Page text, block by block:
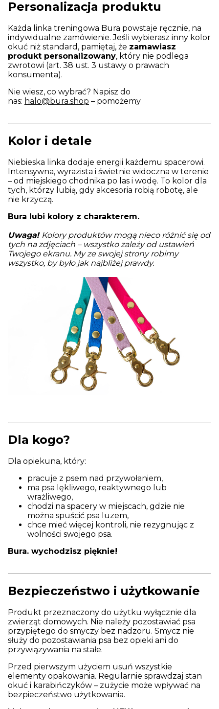
Personalizacja produktu
Każda linka treningowa Bura powstaje ręcznie, na
indywidualne zamówienie. Jeśli wybierasz inny kolor
okuć niż standard, pamiętaj, że zamawiasz
produkt personalizowany, który nie podlega
zwrotowi (art. 38 ust. 3 ustawy o prawach
konsumenta).
Nie wiesz, co wybrać? Napisz do
nas: halo@bura.shop – pomożemy
Kolor i detale
Niebieska linka dodaje energii każdemu spacerowi.
Intensywna, wyrazista i świetnie widoczna w terenie
– od miejskiego chodnika po las i wodę. To kolor dla
tych, którzy lubią, gdy akcesoria robią robotę, ale
nie krzyczą.
Bura lubi kolory z charakterem.
Uwaga! Kolory produktów mogą nieco różnić się od
tych na zdjęciach – wszystko zależy od ustawień
Twojego ekranu. My ze swojej strony robimy
wszystko, by było jak najbliżej prawdy.
Dla kogo?
Dla opiekuna, który:
pracuje z psem nad przywołaniem,
ma psa lękliwego, reaktywnego lub
wrażliwego,
chodzi na spacery w miejscach, gdzie nie
można spuścić psa luzem,
chce mieć więcej kontroli, nie rezygnując z
wolności swojego psa.
Bura. wychodzisz pięknie!
Bezpieczeństwo i użytkowanie
Produkt przeznaczony do użytku wyłącznie dla
zwierząt domowych. Nie należy pozostawiać psa
przypiętego do smyczy bez nadzoru. Smycz nie
służy do pozostawiania psa bez opieki ani do
przywiązywania na stałe.
Przed pierwszym użyciem usuń wszystkie
elementy opakowania. Regularnie sprawdzaj stan
okuć i karabińczyków – zużycie może wpływać na
bezpieczeństwo użytkowania.